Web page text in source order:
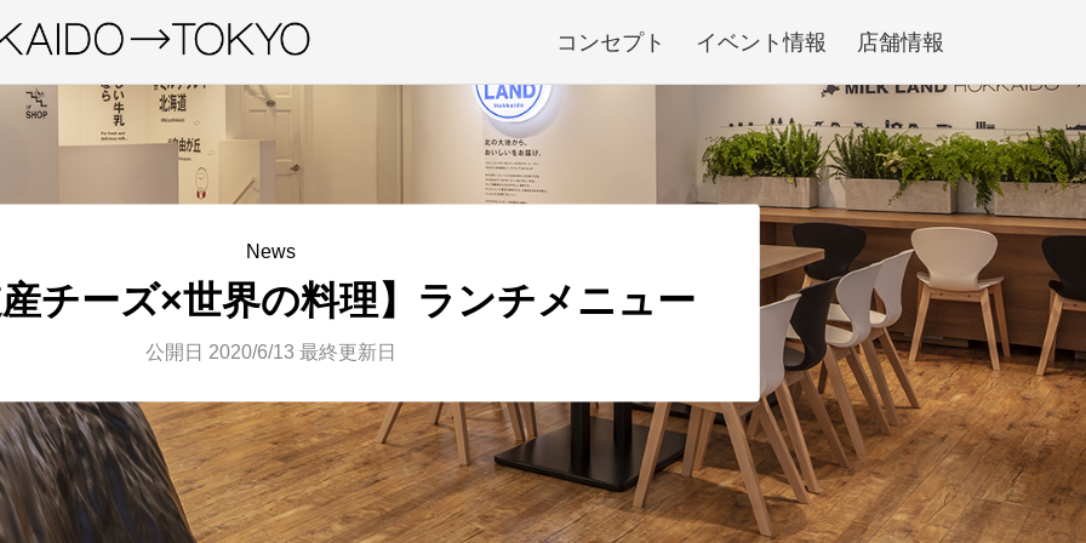
コンセプト イベント情報 店舗情報
News
チーズ×世界の料理】ランチメニュー
公開日 2020/6/13 最終更新日